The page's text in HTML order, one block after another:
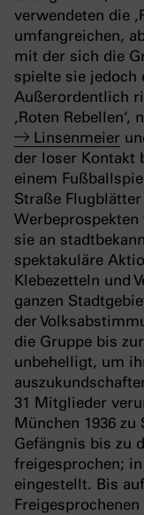
verwendeten die
umfangreichen,
mit der sich die
spielte sie jedoch
Außerordentlich
‚Roten
Linsenmeier
der loser Kontakt
einem
Straße
sie an
spektakuläre
Klebezetteln und
ganzen
der
die Gruppe bis
unbehelligt, um
31 Mitglieder
München 1936
Gefängnis bis zu
freigesprochen;
eingestellt. Bis